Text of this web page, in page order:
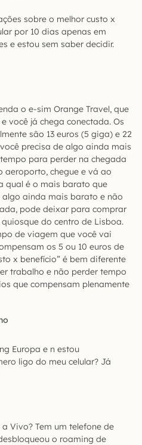
sobre o melhor custo x
por 10 dias apenas em
e estou sem saber decidir.
o e-sim Orange Travel, que
você já chega conectada. Os
são 13 euros (5 giga) e 22
precisa de algo ainda mais
para perder na chegada
aeroporto, chegue e vá ao
qual é o mais barato que
algo ainda mais barato e não
pode deixar para comprar
do centro de Lisboa.
de viagem que você vai
os 5 ou 10 euros de
x benefício” é bem diferente
trabalho e não perder tempo
que compensam plenamente
Europa e n estou
ligo do meu celular? Já
Vivo? Tem um telefone de
o roaming de